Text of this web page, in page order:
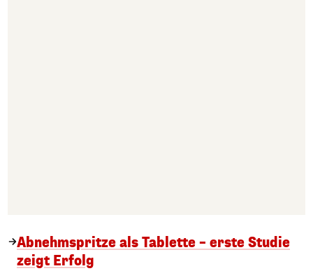
Abnehmspritze als Tablette – erste Studie
zeigt Erfolg